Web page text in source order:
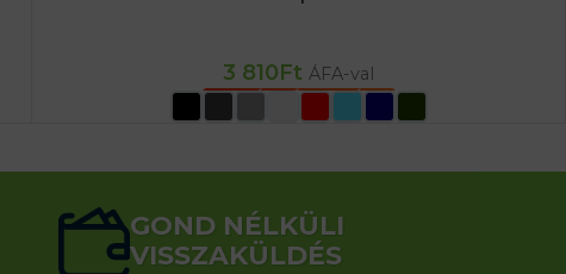
3 810Ft ÁFA-val
OPCIÓK VÁLASZTÁSA
GOND NÉLKÜLI
VISSZAKÜLDÉS